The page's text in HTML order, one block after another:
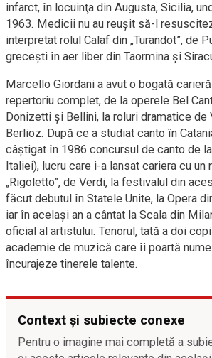
infarct, în locuinţa din Augusta, Sicilia,
1963. Medicii nu au reuşit să-l
interpretat rolul Calaf din „Turandot”, de
greceşti în aer liber din Taormina şi
Marcello Giordani a avut o bogată
repertoriu complet, de la operele Bel
Donizetti şi Bellini, la roluri dramatice de
Berlioz. După ce a studiat canto în
câştigat în 1986 concursul de canto de
Italiei), lucru care i-a lansat cariera cu un
„Rigoletto”, de Verdi, la festivalul din
făcut debutul în Statele Unite, la Opera
iar în acelaşi an a cântat la Scala din
oficial al artistului. Tenorul, tată a doi
academie de muzică care îi poartă
încurajeze tinerele talente.
Context și subiecte conexe
Pentru o imagine mai completă a